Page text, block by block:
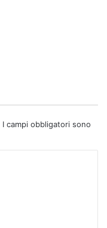
I campi obbligatori sono